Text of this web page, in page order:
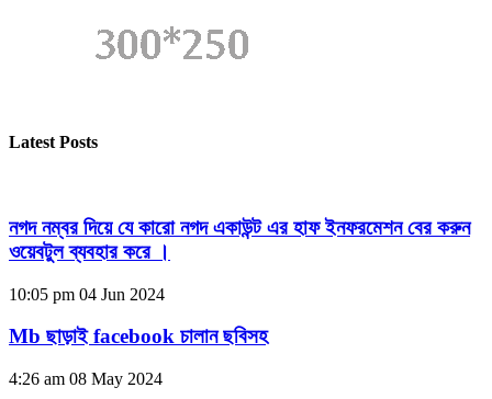
Latest Posts
নগদ নম্বর দিয়ে যে কারো নগদ একাউন্ট এর হাফ ইনফরমেশন বের করুন
ওয়েবটুল ব্যবহার করে ।
10:05 pm 04 Jun 2024
Mb ছাড়াই facebook চালান ছবিসহ
4:26 am 08 May 2024